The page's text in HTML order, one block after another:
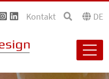
Kontakt DE